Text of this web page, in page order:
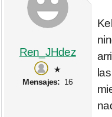
Ren_JHdez
★
Mensajes: 16